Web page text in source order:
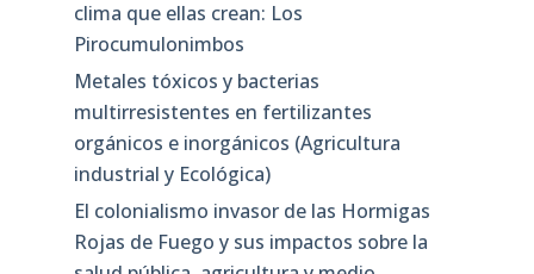
clima que ellas crean: Los
Pirocumulonimbos
Metales tóxicos y bacterias
multirresistentes en fertilizantes
orgánicos e inorgánicos (Agricultura
industrial y Ecológica)
El colonialismo invasor de las Hormigas
Rojas de Fuego y sus impactos sobre la